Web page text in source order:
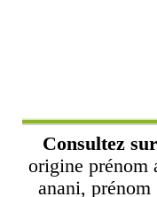
Consultez sur
origine prénom
anani,